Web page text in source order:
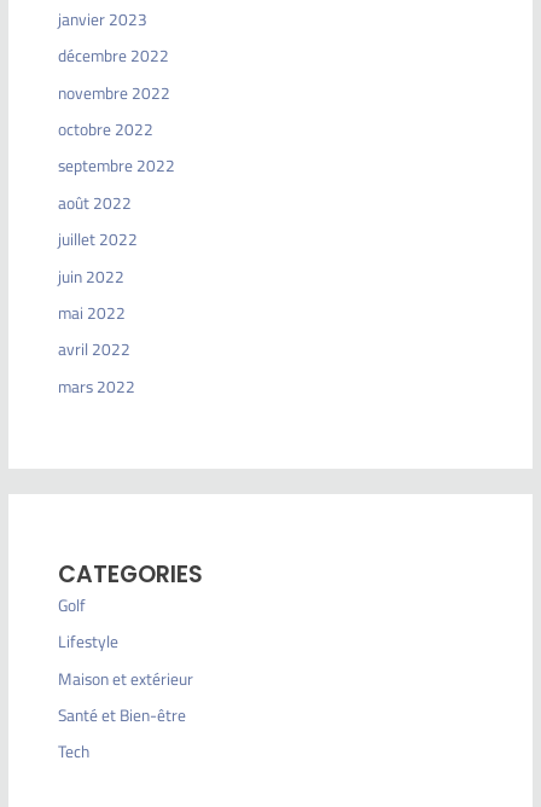
janvier 2023
décembre 2022
novembre 2022
octobre 2022
septembre 2022
août 2022
juillet 2022
juin 2022
mai 2022
avril 2022
mars 2022
CATEGORIES
Golf
Lifestyle
Maison et extérieur
Santé et Bien-être
Tech